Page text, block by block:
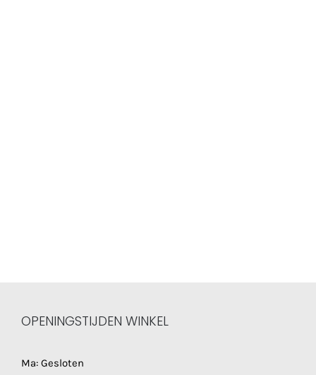
OPENINGSTIJDEN WINKEL
Ma: Gesloten